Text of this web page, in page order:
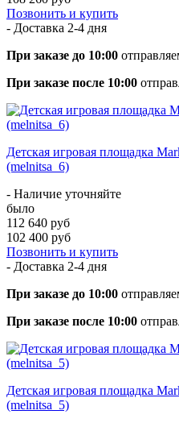
Позвонить и купить
- Доставка 2-4 дня
При заказе до 10:00
При заказе после 10:00
Детская игровая площадка
(melnitsa_6)
- Наличие уточняйте
было
112 640 руб
102 400 руб
Позвонить и купить
- Доставка 2-4 дня
При заказе до 10:00
При заказе после 10:00
Детская игровая площадка
(melnitsa_5)